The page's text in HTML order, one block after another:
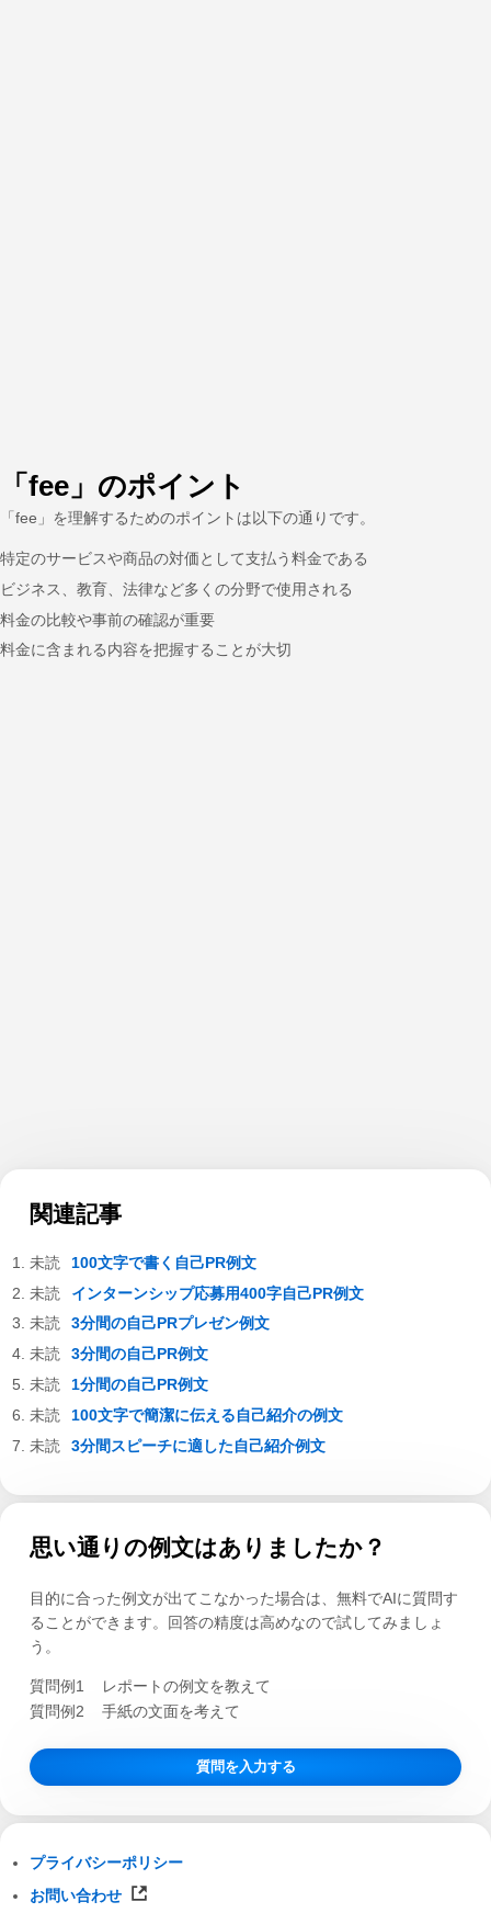
「fee」のポイント
「fee」を理解するためのポイントは以下の通りです。
特定のサービスや商品の対価として支払う料金である
ビジネス、教育、法律など多くの分野で使用される
料金の比較や事前の確認が重要
料金に含まれる内容を把握することが大切
関連記事
100文字で書く自己PR例文
インターンシップ応募用400字自己PR例文
3分間の自己PRプレゼン例文
3分間の自己PR例文
1分間の自己PR例文
100文字で簡潔に伝える自己紹介の例文
3分間スピーチに適した自己紹介例文
思い通りの例文はありましたか？
目的に合った例文が出てこなかった場合は、無料でAIに質問す
ることができます。回答の精度は高めなので試してみましょ
う。
質問例1
レポートの例文を教えて
質問例2
手紙の文面を考えて
質問を入力する
プライバシーポリシー
お問い合わせ